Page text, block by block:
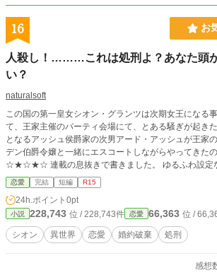
16 お
人殺し！………これは処刑よ？あなた頭
い？
naturalsoft
この国の第一皇女シオン・グランツは次期女王になる事が
て、王家主催のパーティ会場にて、とある騒ぎが起き
となるアッシュ侯爵家の次男アード・アッシュが王家
デン伯爵令嬢と一緒にエスコートしながらやってきたのだ。
☆★☆★☆ 連載の息抜きで書きました。 ゆるふわ設定
許し下さい。
恋愛 完結 短編 R15
24h.ポイント 0pt
小説 228,743 位 / 228,743件 恋愛 66,363 位 /
シオン 異世界 恋愛 婚約破棄 処刑
感想